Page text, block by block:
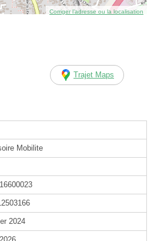
Corriger l’adresse ou la localisation
Trajet Maps
Mobilite
2024